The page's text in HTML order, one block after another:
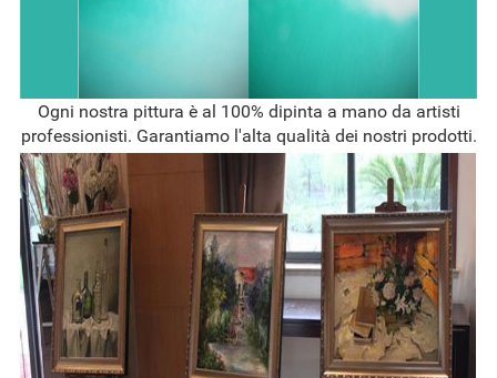
Ogni nostra pittura è al 100% dipinta a mano da artisti
professionisti. Garantiamo l'alta qualità dei nostri prodotti.